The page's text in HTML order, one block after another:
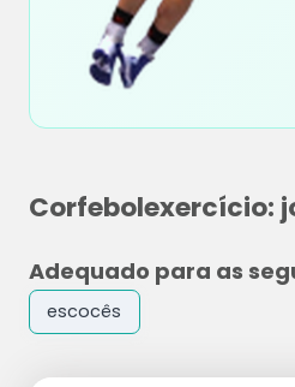
Corfebolexercício:
Adequado para as
escocês